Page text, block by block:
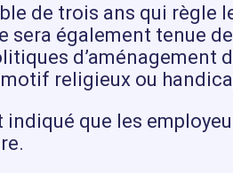
de trois ans qui
sera également tenue
d’aménagement
religieux ou
indiqué que les